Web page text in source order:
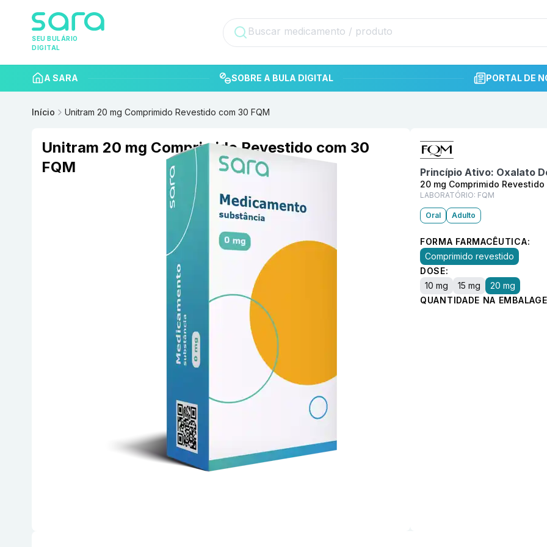
SEU BULÁRIO
DIGITAL
A SARA SOBRE A BULA DIGITAL PORTAL DE
Início Unitram 20 mg Comprimido Revestido com 30 FQM
Unitram 20 mg Comprimido Revestido com 30
FQM
Princípio Ativo: Oxalato
20 mg Comprimido Revestido
LABORATÓRIO: FQM
Oral Adulto
FORMA FARMACÊUTICA:
Comprimido revestido
DOSE:
10 mg
15 mg
20 mg
QUANTIDADE NA